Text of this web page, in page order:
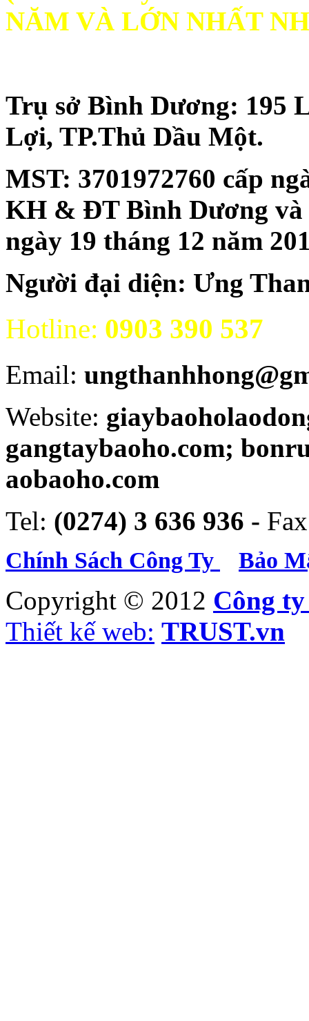
NĂM VÀ LỚN NHẤT
Trụ sở Bình Dương: 195
Lợi, TP.Thủ Dầu Một.
MST: 3701972760 cấp
KH & ĐT Bình Dương
ngày 19 tháng 12 năm
Người đại diện: Ưng
Hotline: 0903 390 537
Email:
Website:
gangtaybaoho.com;
aobaoho.com
Tel: (0274) 3 636 936 -
Chính Sách Công Ty Bảo
Copyright © 2012 Công
Thiết kế web: TRUST.vn